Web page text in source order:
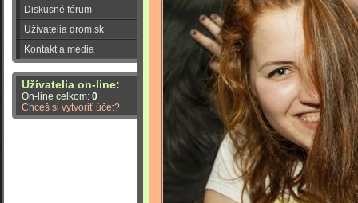
Diskusné fórum
Užívatelia drom.sk
Kontakt a média
Užívatelia on-line:
On-line celkom: 0
Chceš si vytvoriť účet?